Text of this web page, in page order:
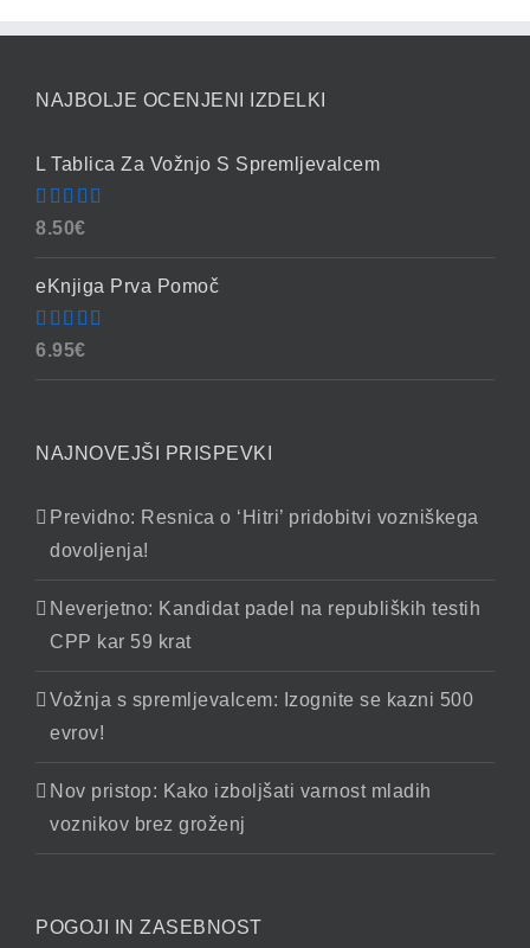
NAJBOLJE OCENJENI IZDELKI
L Tablica Za Vožnjo S Spremljevalcem
Ocenjeno
8.50€
eKnjiga Prva Pomoč
Ocenjeno
6.95€
NAJNOVEJŠI PRISPEVKI
Previdno: Resnica o ‘Hitri’ pridobitvi vozniškega
dovoljenja!
Neverjetno: Kandidat padel na republiških testih
CPP kar 59 krat
Vožnja s spremljevalcem: Izognite se kazni 500
evrov!
Nov pristop: Kako izboljšati varnost mladih
voznikov brez groženj
POGOJI IN ZASEBNOST